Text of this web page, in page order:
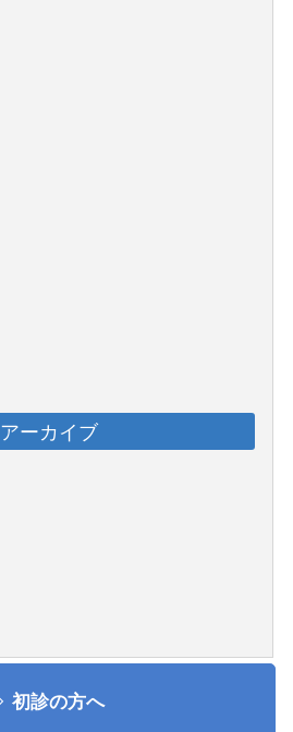
アーカイブ
初診の方へ